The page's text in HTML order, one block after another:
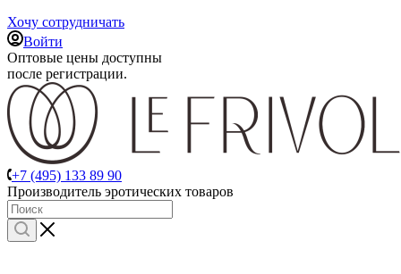
Хочу сотрудничать
Войти
Оптовые цены доступны
после регистрации.
+7 (495) 133 89 90
Производитель эротических товаров